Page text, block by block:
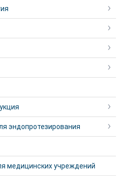
эндопротезирования
медицинских учреждений